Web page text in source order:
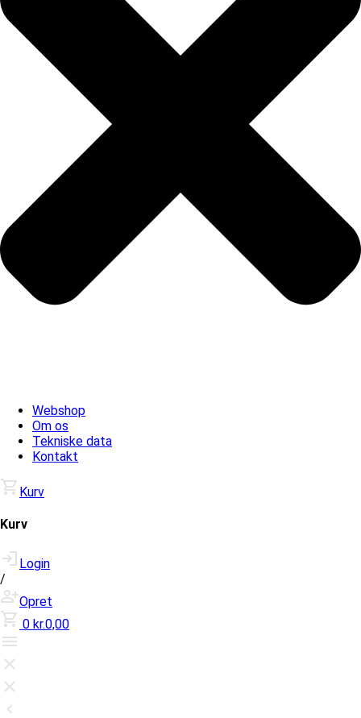
Webshop
Om os
Tekniske data
Kontakt
Kurv
Kurv
Login
/
Opret
0 kr.0,00